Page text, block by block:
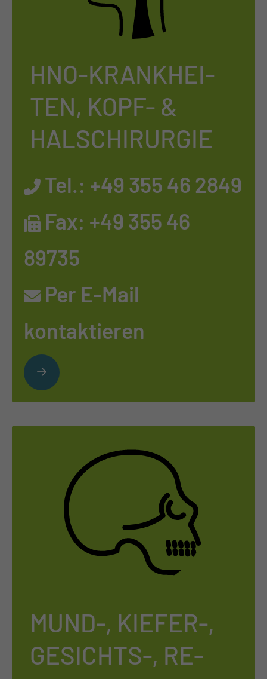
HNO-KRANK­HEI­
TEN, KOPF- &
HALS­CHIR­UR­GIE
Tel.: +49 355 46 2849
Fax: +49 355 46
89735
Per E-Mail
kontaktieren
MUND-, KIE­FER-,
GE­SICHTS-, RE­